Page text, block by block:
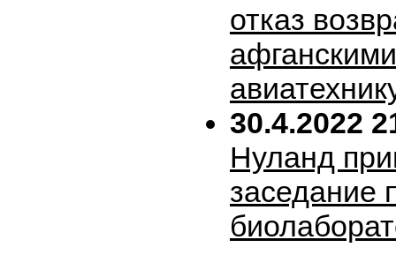
отказ
30.4.2022
Нуланд
заседание